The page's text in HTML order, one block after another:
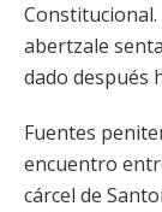
abertzale
dado después
Fuentes
encuentro
cárcel de